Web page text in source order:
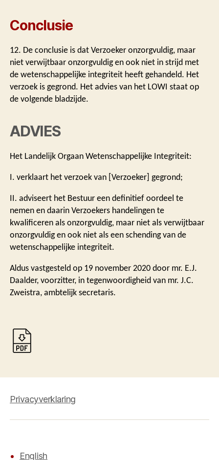
Conclusie
12. De conclusie is dat Verzoeker onzorgvuldig, maar
niet verwijtbaar onzorgvuldig en ook niet in strijd met
de wetenschappelijke integriteit heeft gehandeld. Het
verzoek is gegrond. Het advies van het LOWI staat op
de volgende bladzijde.
ADVIES
Het Landelijk Orgaan Wetenschappelijke Integriteit:
I. verklaart het verzoek van [Verzoeker] gegrond;
II. adviseert het Bestuur een definitief oordeel te
nemen en daarin Verzoekers handelingen te
kwalificeren als onzorgvuldig, maar niet als verwijtbaar
onzorgvuldig en ook niet als een schending van de
wetenschappelijke integriteit.
Aldus vastgesteld op 19 november 2020 door mr. E.J.
Daalder, voorzitter, in tegenwoordigheid van mr. J.C.
Zweistra, ambtelijk secretaris.
Privacyverklaring
English